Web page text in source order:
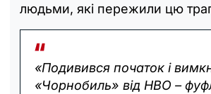
людьми, які пережили цю
«Подивився початок і
«Чорнобиль» від НВО –